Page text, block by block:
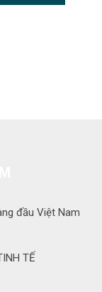
đầu Việt Nam
TẾ